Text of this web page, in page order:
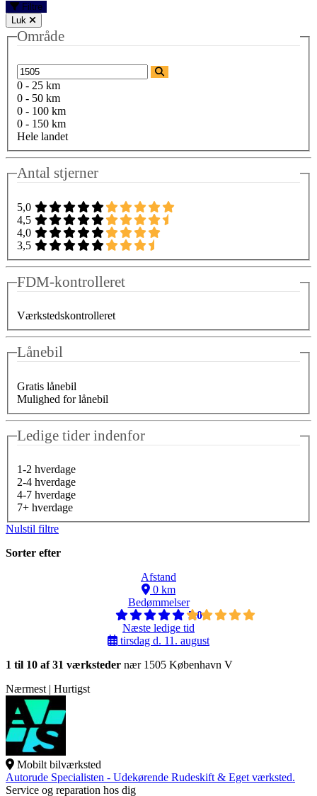
Filtre
Luk
Område
0 - 25 km
0 - 50 km
0 - 100 km
0 - 150 km
Hele landet
Antal stjerner
5,0
4,5
4,0
3,5
FDM-kontrolleret
Værkstedskontrolleret
Lånebil
Gratis lånebil
Mulighed for lånebil
Ledige tider indenfor
1-2 hverdage
2-4 hverdage
4-7 hverdage
7+ hverdage
Nulstil filtre
Sorter efter
Afstand
0 km
Bedømmelser
5,0
Næste ledige tid
tirsdag d. 11. august
1 til 10 af 31 værksteder nær 1505 København V
Nærmest | Hurtigst
Mobilt bilværksted
Autorude Specialisten - Udekørende Rudeskift & Eget værksted.
Service og reparation hos dig